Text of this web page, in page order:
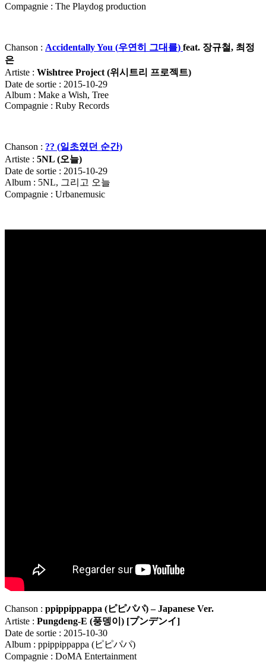
Compagnie : The Playdog production
Chanson : Accidentally You (우연히 그대를) feat. 장규철, 최정
은
Artiste : Wishtree Project (위시트리 프로젝트)
Date de sortie : 2015-10-29
Album : Make a Wish, Tree
Compagnie : Ruby Records
Chanson : ?? (일초였던 순간)
Artiste : 5NL (오늘)
Date de sortie : 2015-10-29
Album : 5NL, 그리고 오늘
Compagnie : Urbanemusic
Chanson : ppippippappa (ピピパパ) – Japanese Ver.
Artiste : Pungdeng-E (풍뎅이 ) [プンデンイ]
Date de sortie : 2015-10-30
Album : ppippippappa (ピピパパ)
Compagnie : DoMA Entertainment